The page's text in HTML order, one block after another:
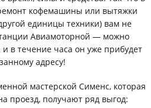
кофемашины или вытяжки
единицы техники) вам не
Авиамоторной — можно
в течение часа он уже прибудет
адресу!
мастерской Сименс, которая
проезд, получают ряд выгод: